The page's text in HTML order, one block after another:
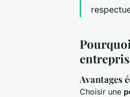
Avantages
Choisir une